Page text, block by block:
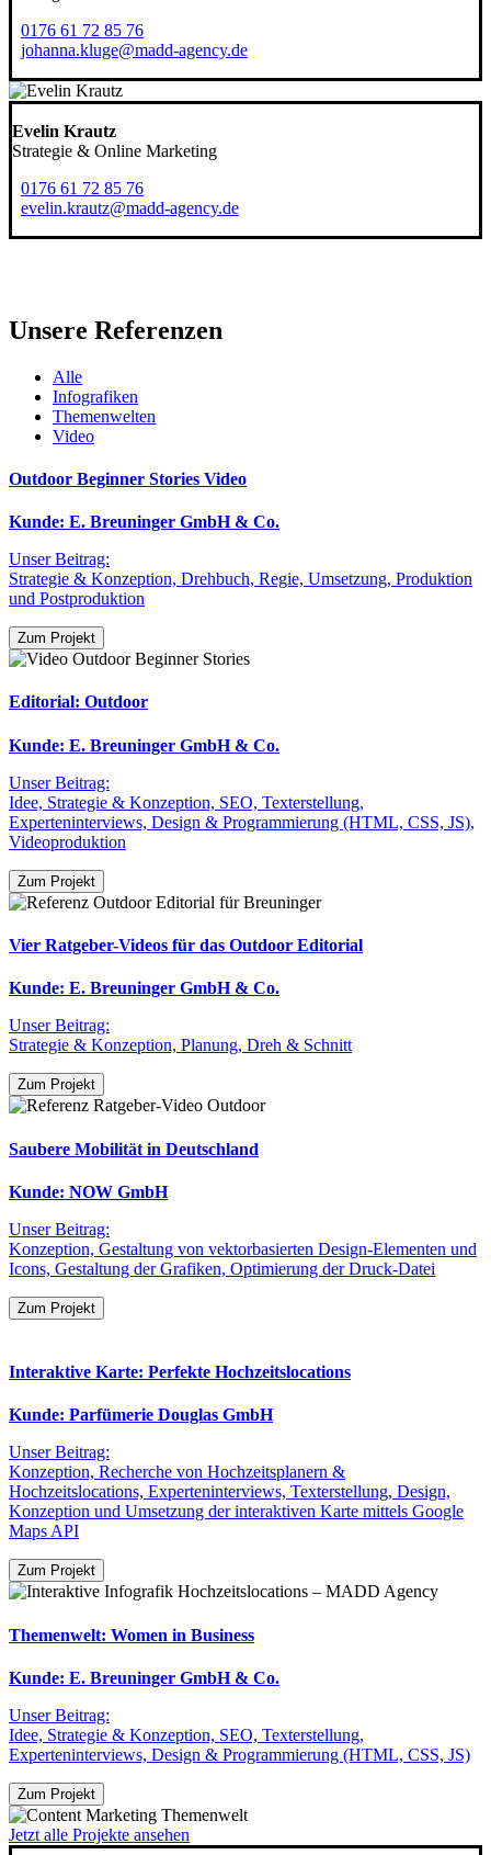
0176 61 72 85 76
johanna.kluge@madd-agency.de
Evelin Krautz
Strategie & Online Marketing
0176 61 72 85 76
evelin.krautz@madd-agency.de
Unsere Referenzen
Alle
Infografiken
Themenwelten
Video
Outdoor Beginner Stories Video
Kunde: E. Breuninger GmbH & Co.
Unser Beitrag:
Strategie & Konzeption, Drehbuch, Regie, Umsetzung, Produktion
und Postproduktion
Zum Projekt
Editorial: Outdoor
Kunde: E. Breuninger GmbH & Co.
Unser Beitrag:
Idee, Strategie & Konzeption, SEO, Texterstellung,
Experteninterviews, Design & Programmierung (HTML, CSS, JS),
Videoproduktion
Zum Projekt
Vier Ratgeber-Videos für das Outdoor Editorial
Kunde: E. Breuninger GmbH & Co.
Unser Beitrag:
Strategie & Konzeption, Planung, Dreh & Schnitt
Zum Projekt
Saubere Mobilität in Deutschland
Kunde: NOW GmbH
Unser Beitrag:
Konzeption, Gestaltung von vektorbasierten Design-Elementen und
Icons, Gestaltung der Grafiken, Optimierung der Druck-Datei
Zum Projekt
Interaktive Karte: Perfekte Hochzeitslocations
Kunde: Parfümerie Douglas GmbH
Unser Beitrag:
Konzeption, Recherche von Hochzeitsplanern &
Hochzeitslocations, Experteninterviews, Texterstellung, Design,
Konzeption und Umsetzung der interaktiven Karte mittels Google
Maps API
Zum Projekt
Themenwelt: Women in Business
Kunde: E. Breuninger GmbH & Co.
Unser Beitrag:
Idee, Strategie & Konzeption, SEO, Texterstellung,
Experteninterviews, Design & Programmierung (HTML, CSS, JS)
Zum Projekt
Jetzt alle Projekte ansehen